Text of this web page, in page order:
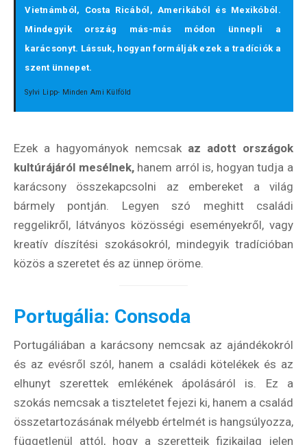
Vietnámból, Costa Ricából, Amerikából és Mexikóból.
Mindegyik ország más-más módon ünnepli a
karácsonyt. Lássuk, hogyan formálják ezek a tradíciók a
szent ünnepet.
Sylvi Lipp- Minden Ami Külföld
Ezek a hagyományok nemcsakaz adott országok
kultúrájáról mesélnek, hanem arról is, hogyan tudja a
karácsony összekapcsolni az embereket a világ
bármely pontján. Legyen szó meghitt családi
reggelikről, látványos közösségi eseményekről, vagy
kreatív díszítési szokásokról, mindegyik tradícióban
közös a szeretet és az ünnep öröme.
Portugália: Consoda
Portugáliában a karácsony nemcsak az ajándékokról
és az evésről szól, hanem a családi kötelékek és az
elhunyt szerettek emlékének ápolásáról is. Ez a
szokás nemcsak a tiszteletet fejezi ki, hanem a család
összetartozásának mélyebb értelmét is hangsúlyozza,
függetlenül attól, hogy a szeretteik fizikailag jelen